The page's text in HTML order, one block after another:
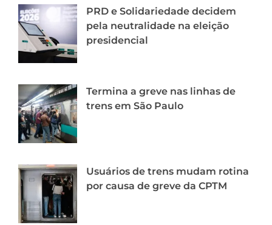
PRD e Solidariedade decidem
pela neutralidade na eleição
presidencial
Termina a greve nas linhas de
trens em São Paulo
Usuários de trens mudam rotina
por causa de greve da CPTM